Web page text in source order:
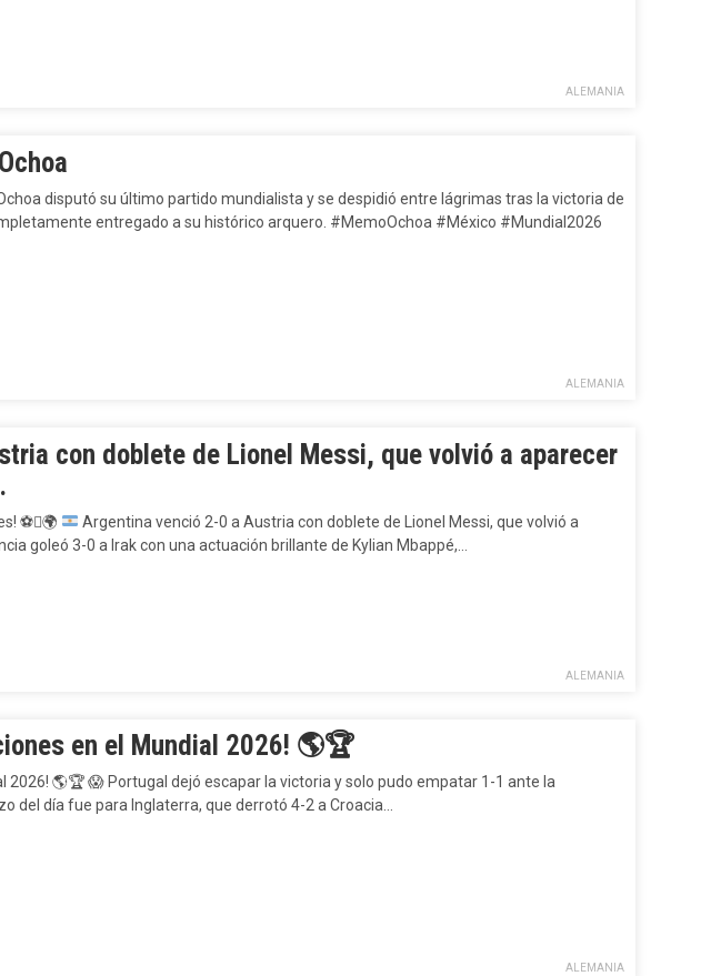
ALEMANIA
disputó su último partido mundialista y se despidió entre lágrimas tras la victoria de
entregado a su histórico arquero. #MemoOchoa #México #Mundial2026
ALEMANIA
con doblete de Lionel Messi, que volvió a aparecer
⚽🌍
Argentina venció 2-0 a Austria con doblete de Lionel Messi, que volvió a
goleó 3-0 a Irak con una actuación brillante de Kylian Mbappé,…
ALEMANIA
en el Mundial 2026! 🌎🏆
2026! 🌎🏆 😱 Portugal dejó escapar la victoria y solo pudo empatar 1-1 ante la
del día fue para Inglaterra, que derrotó 4-2 a Croacia…
ALEMANIA